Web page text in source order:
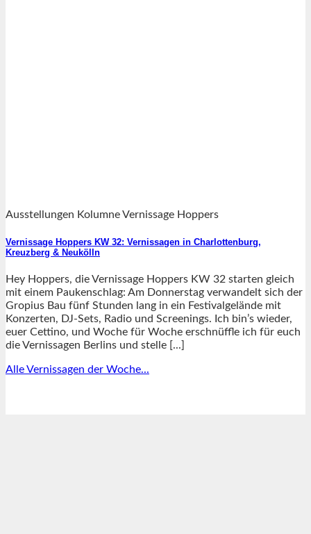
Ausstellungen Kolumne Vernissage Hoppers
Vernissage Hoppers KW 32: Vernissagen in Charlottenburg,
Kreuzberg & Neukölln
Hey Hoppers, die Vernissage Hoppers KW 32 starten gleich
mit einem Paukenschlag: Am Donnerstag verwandelt sich der
Gropius Bau fünf Stunden lang in ein Festivalgelände mit
Konzerten, DJ-Sets, Radio und Screenings. Ich bin’s wieder,
euer Cettino, und Woche für Woche erschnüffle ich für euch
die Vernissagen Berlins und stelle [...]
Alle Vernissagen der Woche...